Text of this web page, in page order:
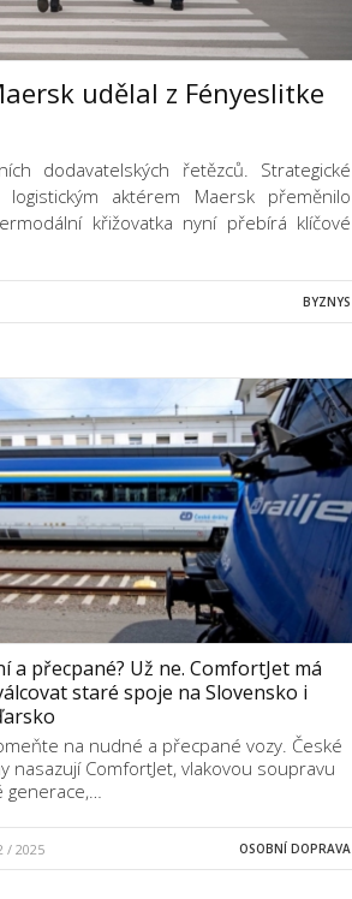
udělal z Fényeslitke
dodavatelských řetězců. Strategické
aktérem Maersk přeměnilo
křižovatka nyní přebírá klíčové
BYZNYS
a přecpané? Už ne. ComfortJet má
staré spoje na Slovensko i
na nudné a přecpané vozy. České
nasazují ComfortJet, vlakovou soupravu
generace,…
/ 2025 OSOBNÍ DOPRAVA